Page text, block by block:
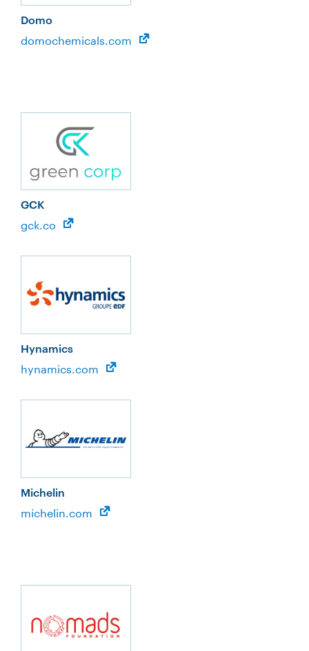
Domo
domochemicals.com
GCK
gck.co
Hynamics
hynamics.com
Michelin
michelin.com